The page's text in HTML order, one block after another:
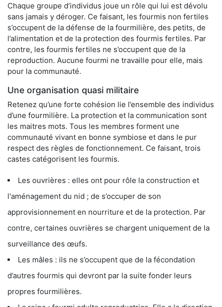
Chaque groupe d’individus joue un rôle qui lui est dévolu
sans jamais y déroger. Ce faisant, les fourmis non fertiles
s’occupent de la défense de la fourmilière, des petits, de
l’alimentation et de la protection des fourmis fertiles. Par
contre, les fourmis fertiles ne s’occupent que de la
reproduction. Aucune fourmi ne travaille pour elle, mais
pour la communauté.
Une organisation quasi militaire
Retenez qu’une forte cohésion lie l’ensemble des individus
d’une fourmilière. La protection et la communication sont
les maitres mots. Tous les membres forment une
communauté vivant en bonne symbiose et dans le pur
respect des règles de fonctionnement. Ce faisant, trois
castes catégorisent les fourmis.
Les ouvrières : elles ont pour rôle la construction et
l'aménagement du nid ; de s’occuper de son
approvisionnement en nourriture et de la protection. Par
contre, certaines ouvrières se chargent uniquement de la
surveillance des œufs.
Les mâles : ils ne s’occupent que de la fécondation
d’autres fourmis qui devront par la suite fonder leurs
propres fourmilières.